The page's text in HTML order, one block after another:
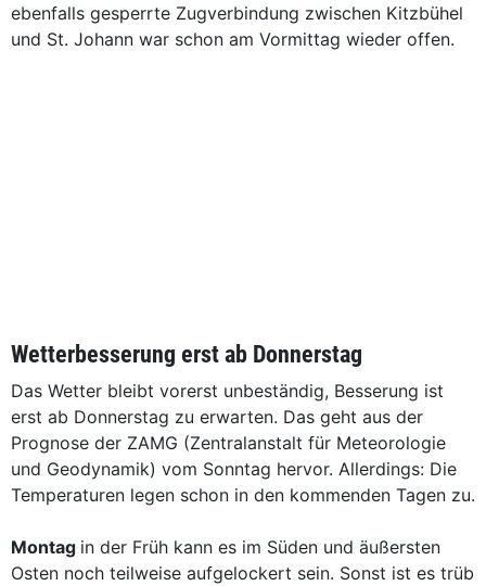
ebenfalls gesperrte Zugverbindung zwischen Kitzbühel
und St. Johann war schon am Vormittag wieder offen.
Wetterbesserung erst ab Donnerstag
Das Wetter bleibt vorerst unbeständig, Besserung ist
erst ab Donnerstag zu erwarten. Das geht aus der
Prognose der ZAMG (Zentralanstalt für Meteorologie
und Geodynamik) vom Sonntag hervor. Allerdings: Die
Temperaturen legen schon in den kommenden Tagen zu.
Montag in der Früh kann es im Süden und äußersten
Osten noch teilweise aufgelockert sein. Sonst ist es trüb